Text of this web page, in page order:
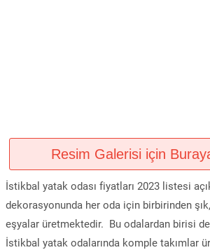
Resim Galerisi için
İstikbal yatak odası fiyatları 2023 listesi
dekorasyonunda her oda için birbirinden
eşyalar üretmektedir. Bu odalardan birisi de
İstikbal yatak odalarında komple takımlar